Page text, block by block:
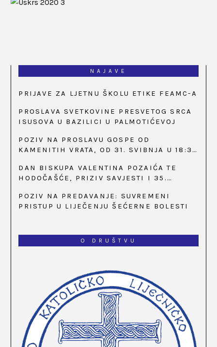
NAJAVE
PRIJAVE ZA LJETNU ŠKOLU ETIKE FEAMC-A
PROSLAVA SVETKOVINE PRESVETOG SRCA
ISUSOVA U BAZILICI U PALMOTIĆEVOJ
POZIV NA PROSLAVU GOSPE OD
KAMENITIH VRATA, OD 31. SVIBNJA U 18:30
DAN BISKUPA VALENTINA POZAIĆA TE
HODOČAŠĆE, PRIZIV SAVJESTI I 35.
BISTRICI, OD 15. DO 17. SVIBNJA
POZIV NA PREDAVANJE: SUVREMENI
PRISTUP U LIJEČENJU ŠEĆERNE BOLESTI
O DRUŠTVU